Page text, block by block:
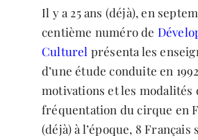
Il y a 25 ans (déjà), en
centième numéro de
Culturel présenta les
d’une étude conduite en
motivations et les modalités
fréquentation du cirque en
(déjà) à l’époque, 8 Français